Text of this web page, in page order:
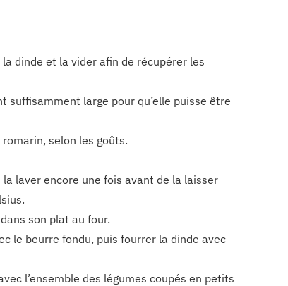
dinde et la vider afin de récupérer les
suffisamment large pour qu’elle puisse être
selon les goûts.
laver encore une fois avant de la laisser
son plat au four.
le beurre fondu, puis fourrer la dinde avec
l’ensemble des légumes coupés en petits